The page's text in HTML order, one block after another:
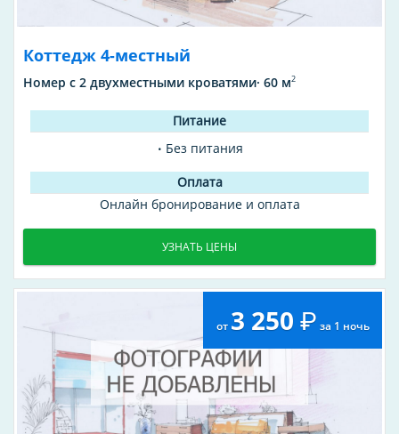
Коттедж 4-местный
Номер с 2 двухместными кроватями· 60 м2
Без питания
Онлайн бронирование и оплата
УЗНАТЬ ЦЕНЫ
от 3 250 за 1 ночь